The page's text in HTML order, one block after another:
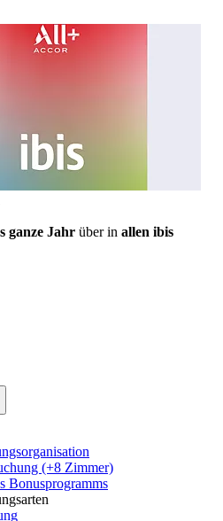
ganze Jahr über in allen ibis
(+8 Zimmer)
Bonusprogramms